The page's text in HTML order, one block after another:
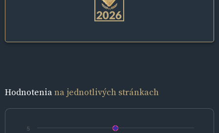
Hodnoteniana jednotlivých stránkach
5